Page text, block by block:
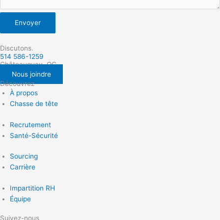
Envoyer
Discutons.
514 586-1259
Châteauguay, QC
Nous joindre
Découvrez
À propos
Chasse de tête
Recrutement
Santé-Sécurité
Sourcing
Carrière
Impartition RH
Équipe
Suivez-nous